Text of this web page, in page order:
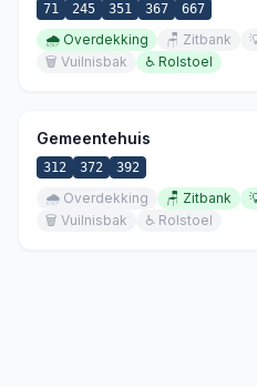
71 245 351 367 667
🌧️ Overdekking 🪑 Zitbank
🗑️ Vuilnisbak ♿ Rolstoel
Gemeentehuis
312 372 392
🌧️ Overdekking 🪑 Zitbank
🗑️ Vuilnisbak ♿ Rolstoel